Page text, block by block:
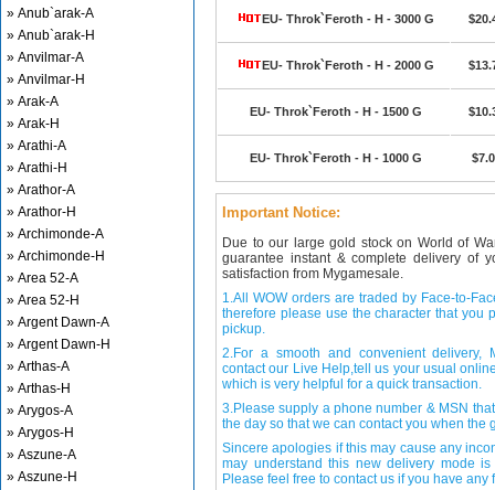
» Anub`arak-A
» Anub`arak-H
» Anvilmar-A
» Anvilmar-H
» Arak-A
» Arak-H
» Arathi-A
» Arathi-H
» Arathor-A
» Arathor-H
» Archimonde-A
» Archimonde-H
» Area 52-A
» Area 52-H
» Argent Dawn-A
» Argent Dawn-H
» Arthas-A
» Arthas-H
» Arygos-A
» Arygos-H
» Aszune-A
» Aszune-H
EU- Throk`Feroth - H - 3000 G
EU- Throk`Feroth - H - 2000 G
EU- Throk`Feroth - H - 1500 G
EU- Throk`Feroth - H - 1000 G
Important Notice:
Due to our large gold stock on World of
guarantee instant & complete delivery of
satisfaction from Mygamesale.
1.All WOW orders are traded by Face-to-
therefore please use the character that you
pickup.
2.For a smooth and convenient delivery,
contact our Live Help,tell us your usual
which is very helpful for a quick transaction.
3.Please supply a phone number & MSN
the day so that we can contact you when the
Sincere apologies if this may cause any
may understand this new delivery mode
Please feel free to contact us if you have any